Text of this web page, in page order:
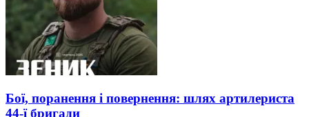
Бої, поранення і повернення: шлях артилериста
44-ї бригади